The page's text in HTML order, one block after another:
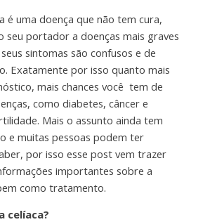
é uma doença que não tem cura,
seu portador a doenças mais graves
sintomas são confusos e de
Exatamente por isso quanto mais
mais chances você tem de
como diabetes, câncer e
Mais o assunto ainda tem
e muitas pessoas podem ter
por isso esse post vem trazer
importantes sobre a
como tratamento.
celíaca?